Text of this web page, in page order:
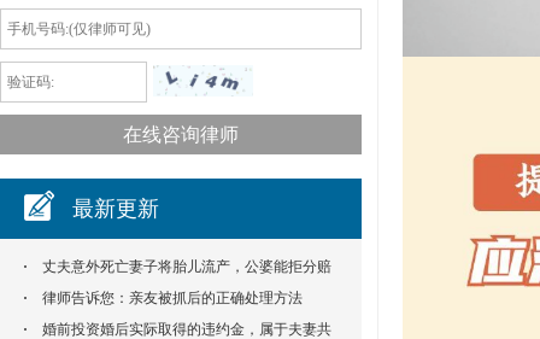
最新更新
丈夫意外死亡妻子将胎儿流产，公婆能拒分赔
偿款吗？
律师告诉您：亲友被抓后的正确处理方法
婚前投资婚后实际取得的违约金，属于夫妻共